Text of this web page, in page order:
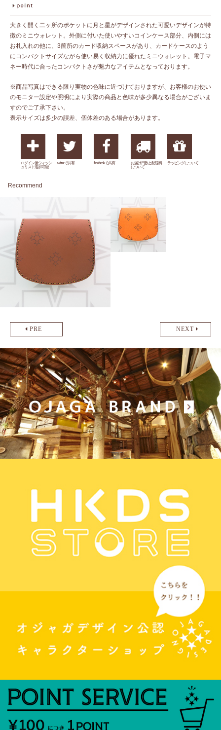
大きく開く二ヶ所のポケットに月と星がデザインされた可愛いデザインが特
徴のミニウォレット。外側に付いた使いやすいコインケース部分、内側には
お札入れの他に、3箇所のカード収納スペースがあり、カードケースのよう
にコンパクトサイズながら使い易く収納力に優れたミニウォレット。電子マ
ネー時代に合ったコンパクトさが魅力なアイテムとなっております。
※商品写真はできる限り実物の色味に近づけておりますが、お客様のお使い
のモニター設定や照明により実際の商品と色味が多少異なる場合がございま
すのでご了承下さい。
表示サイズは多少の誤差、個体差のある場合があります。
ログイン後ウィッシ
ュリスト追加可能
twitterで共有 facebookで共有
お届け日数と配送料
について
ラッピングについて
Recommend